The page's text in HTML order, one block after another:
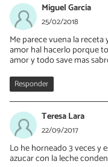
Miguel Garcia
25/02/2018
Me parece vuena la
amor hal hacerlo porque
amor y todo save mas
Responder
Teresa Lara
22/09/2017
Lo he horneado 3 veces y
azucar con la leche